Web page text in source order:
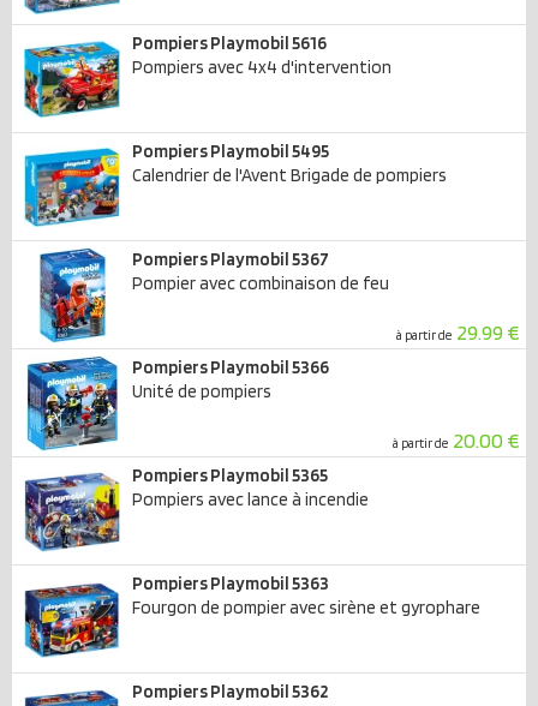
Pompiers Playmobil 5616
Pompiers avec 4x4 d'intervention
Pompiers Playmobil 5495
Calendrier de l'Avent Brigade de pompiers
Pompiers Playmobil 5367
Pompier avec combinaison de feu
à partir de 29.99 €
Pompiers Playmobil 5366
Unité de pompiers
à partir de 20.00 €
Pompiers Playmobil 5365
Pompiers avec lance à incendie
Pompiers Playmobil 5363
Fourgon de pompier avec sirène et gyrophare
Pompiers Playmobil 5362